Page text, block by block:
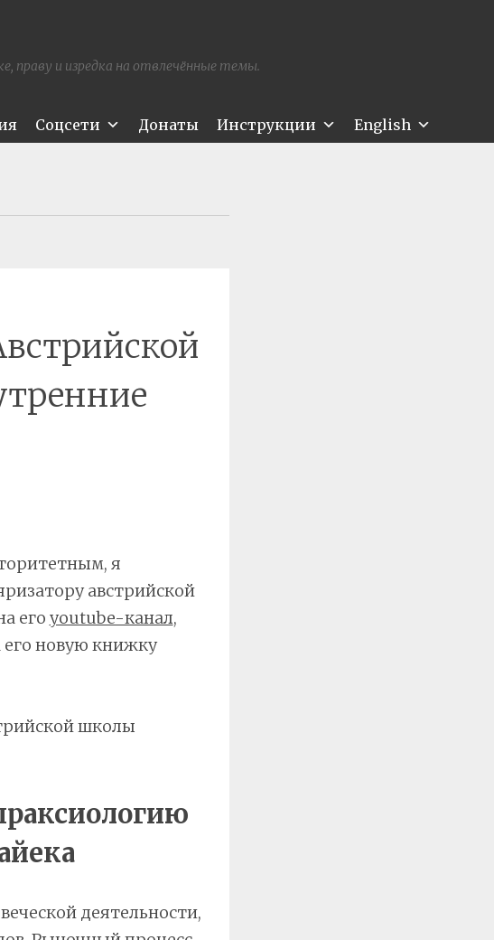
праву и изредка на отвлечённые темы.
Соцсети Донаты Инструкции English
я
австрийской
его youtube-канал,
его новую книжку
школы
деятельности,